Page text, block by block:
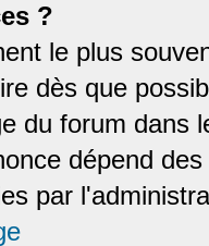
?
le plus
dès que
du forum dans
dépend
par